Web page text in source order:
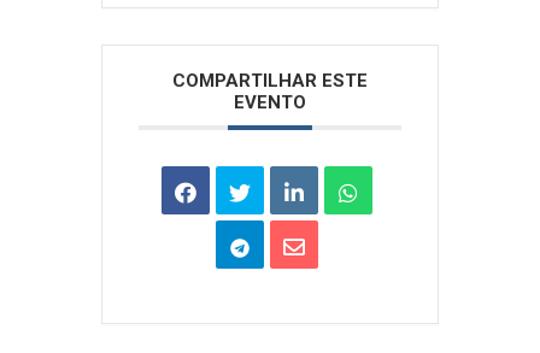
COMPARTILHAR ESTE
EVENTO